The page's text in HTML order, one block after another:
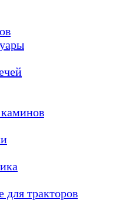
для тракторов